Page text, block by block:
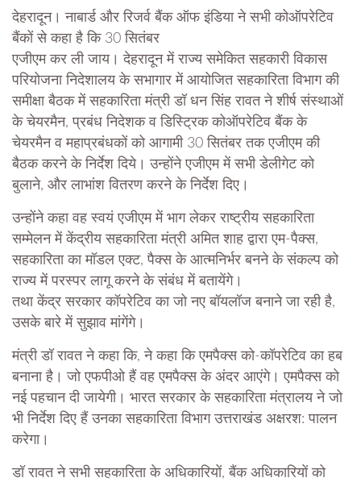
देहरादून। नाबार्ड और रिजर्व बैंक ऑफ इंडिया ने सभी कोऑपरेटिव
बैंकों से कहा है कि 30 सितंबर
एजीएम कर ली जाय। देहरादून में राज्य समेकित सहकारी विकास
परियोजना निदेशालय के सभागार में आयोजित सहकारिता विभाग की
समीक्षा बैठक में सहकारिता मंत्री डॉ धन सिंह रावत ने शीर्ष संस्थाओं
के चेयरमैन, प्रबंध निदेशक व डिस्ट्रिक कोऑपरेटिव बैंक के
चेयरमैन व महाप्रबंधकों को आगामी 30 सितंबर तक एजीएम की
बैठक करने के निर्देश दिये। उन्होंने एजीएम में सभी डेलीगेट को
बुलाने, और लाभांश वितरण करने के निर्देश दिए।
उन्होंने कहा वह स्वयं एजीएम में भाग लेकर राष्ट्रीय सहकारिता
सम्मेलन में केंद्रीय सहकारिता मंत्री अमित शाह द्वारा एम-पैक्स,
सहकारिता का मॉडल एक्ट, पैक्स के आत्मनिर्भर बनने के संकल्प को
राज्य में परस्पर लागू करने के संबंध में बतायेंगे।
तथा केंद्र सरकार कॉपरेटिव का जो नए बॉयलॉज बनाने जा रही है,
उसके बारे में सुझाव मांगेंगे।
मंत्री डॉ रावत ने कहा कि, ने कहा कि एमपैक्स को-कॉपरेटिव का हब
बनाना है। जो एफपीओ हैं वह एमपैक्स के अंदर आएंगे। एमपैक्स को
नई पहचान दी जायेगी। भारत सरकार के सहकारिता मंत्रालय ने जो
भी निर्देश दिए हैं उनका सहकारिता विभाग उत्तराखंड अक्षरश: पालन
करेगा।
डॉ रावत ने सभी सहकारिता के अधिकारियों, बैंक अधिकारियों को